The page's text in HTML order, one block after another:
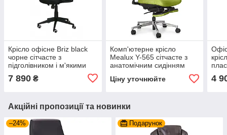
Крісло офісне Briz black
чорне сітчасте з
підголівником і м'якими
підлокітниками для роботи
за комп'ютером
7 890 ₴
Комп'ютерне крісло
Mealux Y-565 сітчасте з
анатомічним сидінням
Ціну уточнюйте
4
Акційні пропозиції та новинки
–24% Подарунок